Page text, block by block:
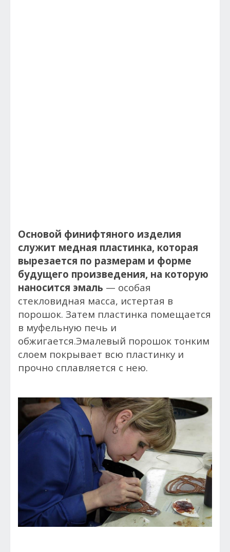
Основой финифтяного изделия
служит медная пластинка, которая
вырезается по размерам и форме
будущего произведения, на которую
наносится эмаль — особая
стекловидная масса, истертая в
порошок. Затем пластинка помещается
в муфельную печь и
обжигается.Эмалевый порошок тонким
слоем покрывает всю пластинку и
прочно сплавляется с нею.